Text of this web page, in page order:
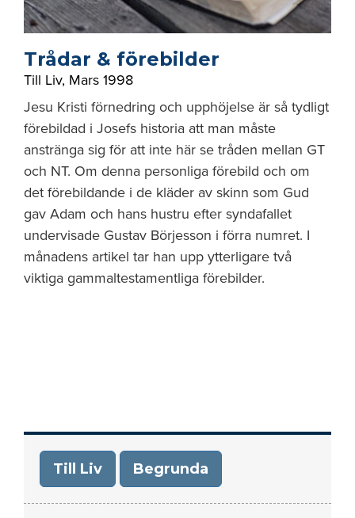
Trådar & förebilder
Till Liv, Mars 1998
Jesu Kristi förnedring och upphöjelse är så tydligt
förebildad i Josefs historia att man måste
anstränga sig för att inte här se tråden mellan GT
och NT. Om denna personliga förebild och om
det förebildande i de kläder av skinn som Gud
gav Adam och hans hustru efter syndafallet
undervisade Gustav Börjesson i förra numret. I
månadens artikel tar han upp ytterligare två
viktiga gammaltestamentliga förebilder.
Till Liv Begrunda